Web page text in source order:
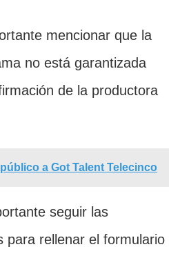
mencionar que la
no está garantizada
de la productora
público a Got Talent Telecinco
seguir las
para rellenar el formulario